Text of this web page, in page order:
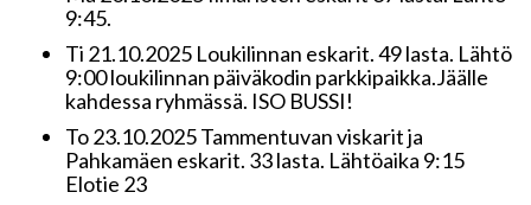
9:45.
Ti 21.10.2025 Loukilinnan eskarit. 49 lasta. Lähtö
9:00 loukilinnan päiväkodin parkkipaikka.Jäälle
kahdessa ryhmässä. ISO BUSSI!
To 23.10.2025 Tammentuvan viskarit ja
Pahkamäen eskarit. 33 lasta. Lähtöaika 9:15
Elotie 23